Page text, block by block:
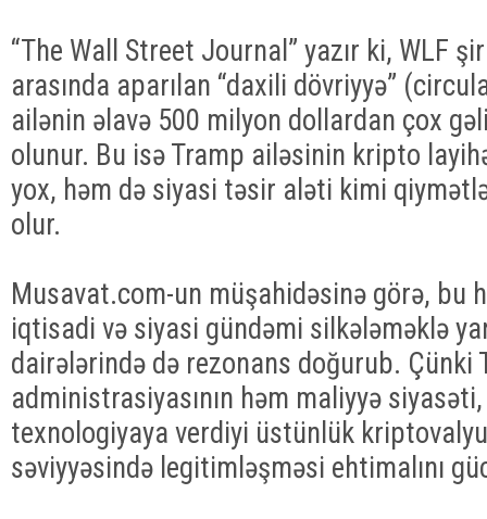
“The Wall Street Journal” yazır ki, WLF
arasında aparılan “daxili dövriyyə”
ailənin əlavə 500 milyon dollardan çox
olunur. Bu isə Tramp ailəsinin kripto
yox, həm də siyasi təsir aləti kimi
olur.
Musavat.com-un müşahidəsinə görə, bu
iqtisadi və siyasi gündəmi silkələməklə
dairələrində də rezonans doğurub. Çünki
administrasiyasının həm maliyyə
texnologiyaya verdiyi üstünlük
səviyyəsində legitimləşməsi ehtimalını